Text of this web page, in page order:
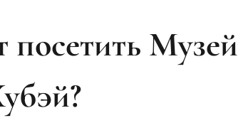
посетить Музей